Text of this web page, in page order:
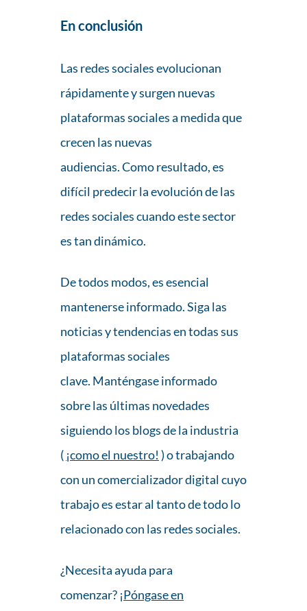
En conclusión
Las redes sociales evolucionan
rápidamente y surgen nuevas
plataformas sociales a medida que
crecen las nuevas
audiencias. Como resultado, es
difícil predecir la evolución de las
redes sociales cuando este sector
es tan dinámico.
De todos modos, es esencial
mantenerse informado. Siga las
noticias y tendencias en todas sus
plataformas sociales
clave. Manténgase informado
sobre las últimas novedades
siguiendo los blogs de la industria
( ¡como el nuestro! ) o trabajando
con un comercializador digital cuyo
trabajo es estar al tanto de todo lo
relacionado con las redes sociales.
¿Necesita ayuda para
comenzar? ¡Póngase en